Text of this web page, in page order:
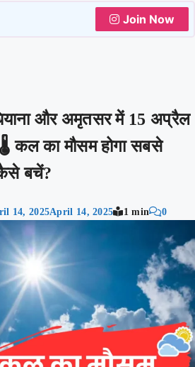
Join Now
और अमृतसर में 15 अप्रैल
कल का मौसम होगा सबसे
बचें?
14, 2025April 14, 2025 1 min 0